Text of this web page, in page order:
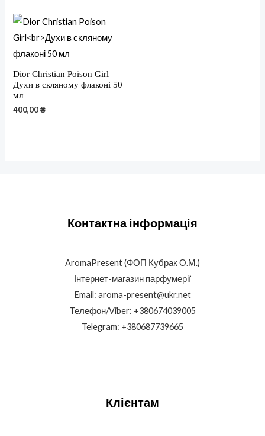
Dior Christian Poison Girl
Духи в скляному флаконі 50
мл
400,00₴
Контактна інформація
AromaPresent (ФОП Кубрак О.М.)
Інтернет-магазин парфумерії
Email: aroma-present@ukr.net
Телефон/Viber: +380674039005
Telegram: +380687739665
Клієнтам